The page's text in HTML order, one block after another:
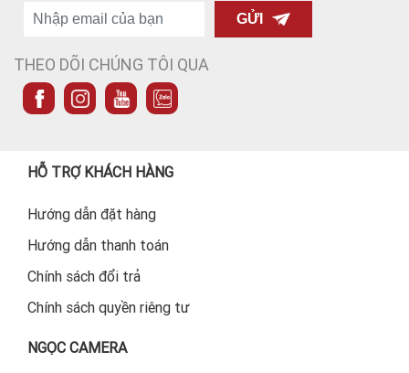
GỬI
THEO DÕI CHÚNG TÔI QUA
HỖ TRỢ KHÁCH HÀNG
Hướng dẫn đặt hàng
Hướng dẫn thanh toán
Chính sách đổi trả
Chính sách quyền riêng tư
NGỌC CAMERA